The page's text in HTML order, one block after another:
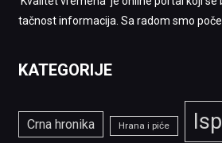
tačnost informacija. Sa radom smo
KATEGORIJE
Crna hronika Hrana i piće